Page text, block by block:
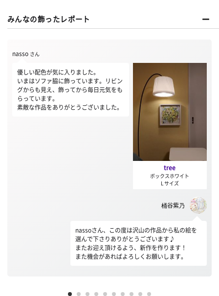
みんなの飾ったレポート
nasso さん
優しい配色が気に入りました。
いまはソファ脇に飾っています。リビン
グからも見え、飾ってから毎日元気をも
らっています。
素敵な作品をありがとうございました。
tree
ボックスホワイト
L サイズ
桶谷紫乃
nassoさん、この度は沢山の作品から私の絵を
選んで下さりありがとうございます♪
またお迎え頂けるよう、新作を作ります！
また機会があればよろしくお願いします。